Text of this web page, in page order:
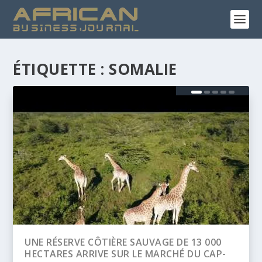
ÉTIQUETTE : SOMALIE
13 000
DU CAP-
BANQUE AFRICAINE DE
(BAD) – ASSEMBLÉE ANNUELLES 2026 :